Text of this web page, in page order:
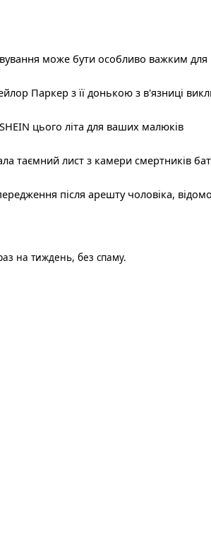
може бути особливо важким
Паркер з її донькою з в'язниці
цього літа для ваших малюків
таємний лист з камери смертників
після арешту чоловіка,
на тиждень, без спаму.